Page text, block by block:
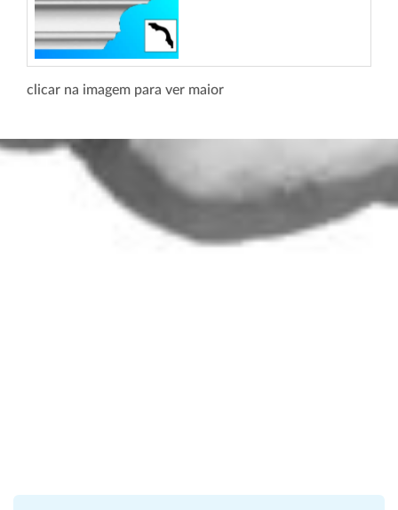
clicar na imagem para ver maior